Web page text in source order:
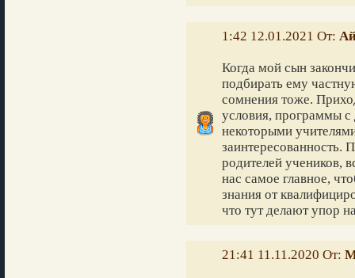
1:42 12.01.2021 От:
Когда мой сын
подбирать ему
сомнения тоже.
условия, программы с
некоторыми
заинтересованность.
родителей учеников,
нас самое главное,
знания от
что тут делают упор
21:41 11.11.2020 От: